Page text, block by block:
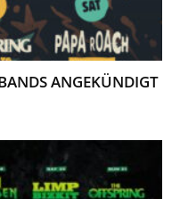
ANGEKÜNDIGT